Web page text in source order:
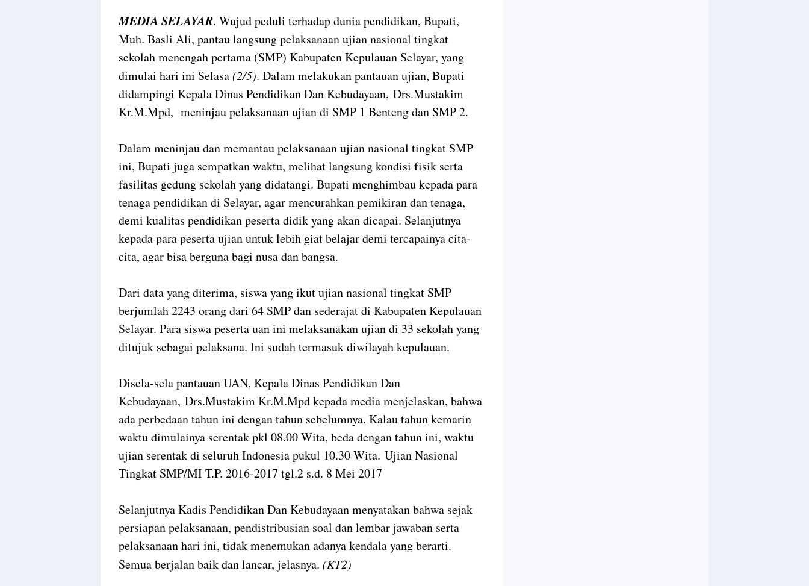
MEDIA SELAYAR. Wujud peduli terhadap dunia pendidikan, Bupati,
Muh. Basli Ali, pantau langsung pelaksanaan ujian nasional tingkat
sekolah menengah pertama (SMP) Kabupaten Kepulauan Selayar, yang
dimulai hari ini Selasa(2/5). Dalam melakukan pantauan ujian, Bupati
didampingi Kepala Dinas Pendidikan Dan Kebudayaan, Drs.Mustakim
Kr.M.Mpd, meninjau pelaksanaan ujian di SMP 1 Benteng dan SMP 2.
Dalam meninjau dan memantau pelaksanaan ujian nasional tingkat SMP
ini, Bupati juga sempatkan waktu, melihat langsung kondisi fisik serta
fasilitas gedung sekolah yang didatangi. Bupati menghimbau kepada para
tenaga pendidikan di Selayar, agar mencurahkan pemikiran dan tenaga,
demi kualitas pendidikan peserta didik yang akan dicapai. Selanjutnya
kepada para peserta ujian untuk lebih giat belajar demi tercapainya cita-
cita, agar bisa berguna bagi nusa dan bangsa.
Dari data yang diterima, siswa yang ikut ujian nasional tingkat SMP
berjumlah 2243 orang dari 64 SMP dan sederajat di Kabupaten Kepulauan
Selayar. Para siswa peserta uan ini melaksanakan ujian di 33 sekolah yang
ditujuk sebagai pelaksana. Ini sudah termasuk diwilayah kepulauan.
Disela-sela pantauan UAN, Kepala Dinas Pendidikan Dan
Kebudayaan, Drs.Mustakim Kr.M.Mpd kepada media menjelaskan, bahwa
ada perbedaan tahun ini dengan tahun sebelumnya. Kalau tahun kemarin
waktu dimulainya serentak pkl 08.00 Wita, beda dengan tahun ini, waktu
ujian serentak di seluruh Indonesia pukul 10.30 Wita. Ujian Nasional
Tingkat SMP/MI T.P. 2016-2017 tgl.2 s.d. 8 Mei 2017
Selanjutnya Kadis Pendidikan Dan Kebudayaan menyatakan bahwa sejak
persiapan pelaksanaan, pendistribusian soal dan lembar jawaban serta
pelaksanaan hari ini, tidak menemukan adanya kendala yang berarti.
Semua berjalan baik dan lancar, jelasnya. (KT2)